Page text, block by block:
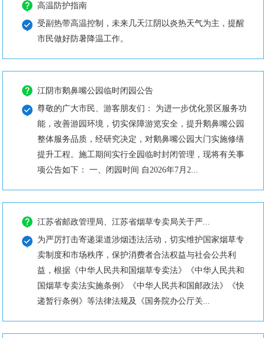
高温防护指南
受副热带高温控制，未来几天江阴以炎热天气为主，提醒
市民做好防暑降温工作。
江阴市鹅鼻嘴公园临时闭园公告
尊敬的广大市民、游客朋友们： 为进一步优化景区服务功
能，改善游园环境，切实保障游览安全，提升鹅鼻嘴公园
整体服务品质，经研究决定，对鹅鼻嘴公园大门实施修缮
提升工程。施工期间实行全园临时封闭管理，现将有关事
项公告如下： 一、闭园时间 自2026年7月2...
江苏省邮政管理局、江苏省烟草专卖局关于严...
为严厉打击寄递渠道涉烟违法活动，切实维护国家烟草专
卖制度和市场秩序，保护消费者合法权益与社会公共利
益，根据《中华人民共和国烟草专卖法》《中华人民共和
国烟草专卖法实施条例》《中华人民共和国邮政法》《快
递暂行条例》等法律法规及《国务院办公厅关...